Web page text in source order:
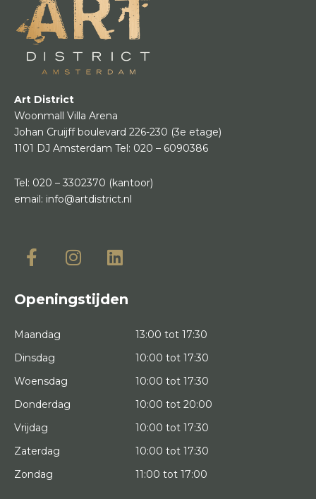
Art District
Woonmall Villa Arena
Johan Cruijff boulevard 226-230 (3e etage)
1101 DJ Amsterdam Tel: 020 – 6090386
Tel: 020 – 3302370 (kantoor)
email: info@artdistrict.nl
Openingstijden
Maandag
13:00 tot 17:30
Dinsdag
10:00 tot 17:30
Woensdag
10:00 tot 17:30
Donderdag
10:00 tot 20:00
Vrijdag
10:00 tot 17:30
Zaterdag
10:00 tot 17:30
Zondag
11:00 tot 17:00